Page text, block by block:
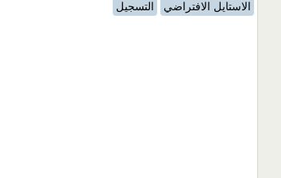
الاستايل الافتراضي
التسجيل